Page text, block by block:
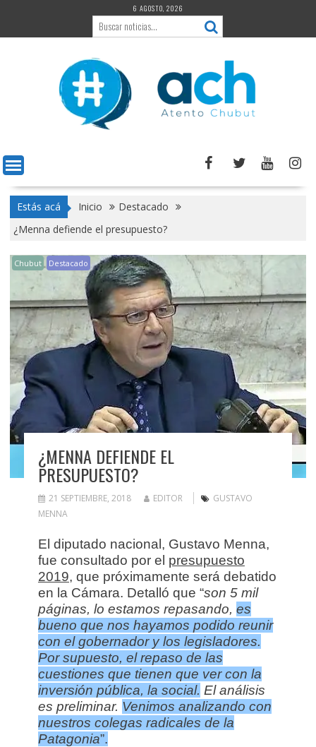
contenido
6 AGOSTO, 2026
Estás acá Inicio
Destacado
¿Menna defiende el presupuesto?
Chubut Destacado
¿MENNA DEFIENDE EL
PRESUPUESTO?
21 SEPTIEMBRE, 2018 EDITOR
GUSTAVO
MENNA
El diputado nacional, Gustavo Menna,
fue consultado por el presupuesto
2019, que próximamente será debatido
en la Cámara. Detalló que “son 5 mil
páginas, lo estamos repasando, es
bueno que nos hayamos podido reunir
con el gobernador y los legisladores.
Por supuesto, el repaso de las
cuestiones que tienen que ver con la
inversión pública, la social. El análisis
es preliminar. Venimos analizando con
nuestros colegas radicales de la
Patagonia”.